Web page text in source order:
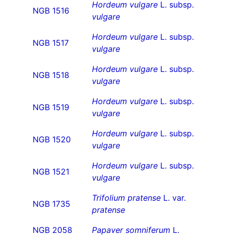
NGB 1516
Hordeum vulgare L. subsp.
vulgare
NGB 1517
Hordeum vulgare L. subsp.
vulgare
NGB 1518
Hordeum vulgare L. subsp.
vulgare
NGB 1519
Hordeum vulgare L. subsp.
vulgare
NGB 1520
Hordeum vulgare L. subsp.
vulgare
NGB 1521
Hordeum vulgare L. subsp.
vulgare
NGB 1735
Trifolium pratense L. var.
pratense
NGB 2058
Papaver somniferum L.